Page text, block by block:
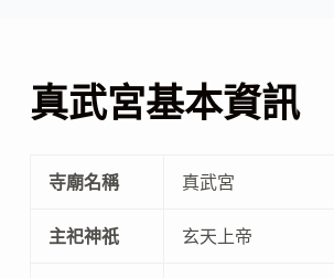
真武宮基本資訊
寺廟名稱 真武宮
主祀神祇 玄天上帝